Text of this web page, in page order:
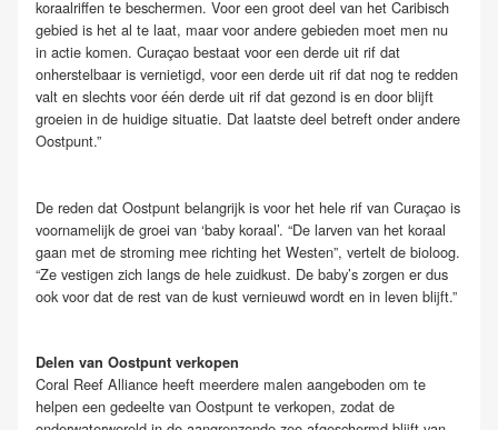
koraalriffen te beschermen. Voor een groot deel van het Caribisch
gebied is het al te laat, maar voor andere gebieden moet men nu
in actie komen. Curaçao bestaat voor een derde uit rif dat
onherstelbaar is vernietigd, voor een derde uit rif dat nog te redden
valt en slechts voor één derde uit rif dat gezond is en door blijft
groeien in de huidige situatie. Dat laatste deel betreft onder andere
Oostpunt.”
De reden dat Oostpunt belangrijk is voor het hele rif van Curaçao is
voornamelijk de groei van ‘baby koraal’. “De larven van het koraal
gaan met de stroming mee richting het Westen”, vertelt de bioloog.
“Ze vestigen zich langs de hele zuidkust. De baby’s zorgen er dus
ook voor dat de rest van de kust vernieuwd wordt en in leven blijft.”
Delen van Oostpunt verkopen
Coral Reef Alliance heeft meerdere malen aangeboden om te
helpen een gedeelte van Oostpunt te verkopen, zodat de